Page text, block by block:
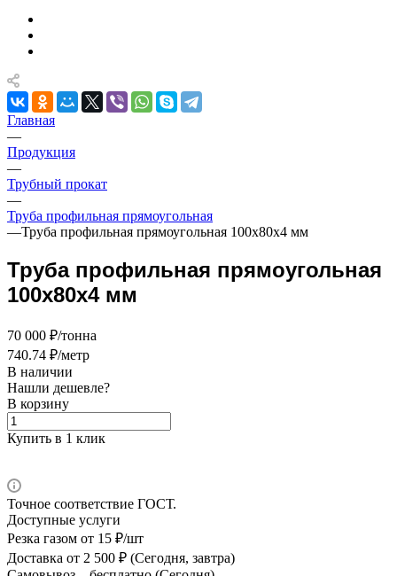
Главная
—
Продукция
—
Трубный прокат
—
Труба профильная прямоугольная
—Труба профильная прямоугольная 100х80х4 мм
Труба профильная прямоугольная
100х80х4 мм
70 000 ₽/тонна
740.74 ₽/метр
В наличии
Нашли дешевле?
В корзину
Купить в 1 клик
Точное соответствие ГОСТ.
Доступные услуги
Резка газом от 15 ₽/шт
Доставка от 2 500 ₽ (Сегодня, завтра)